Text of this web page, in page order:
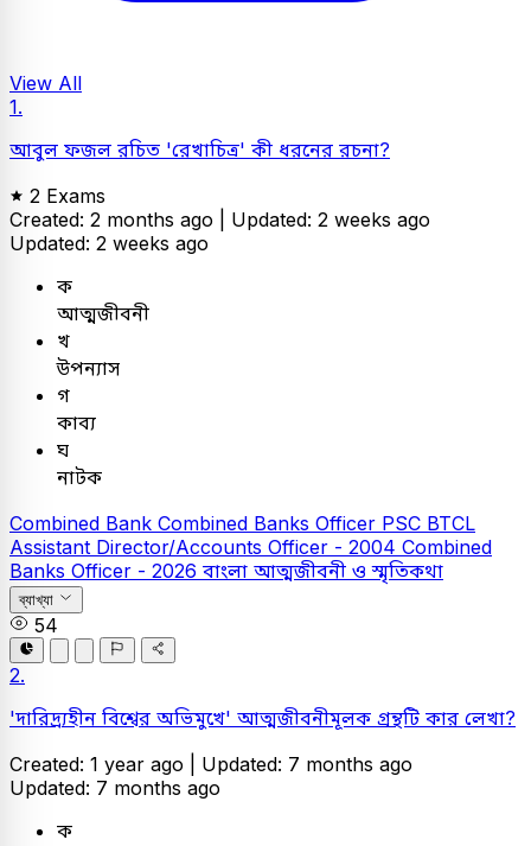
View All
1.
আবুল ফজল রচিত 'রেখাচিত্র' কী ধরনের রচনা?
2 Exams
Created: 2 months ago | Updated: 2 weeks ago
Updated: 2 weeks ago
ক
আত্মজীবনী
খ
উপন্যাস
গ
কাব্য
ঘ
নাটক
Combined Bank Combined Banks Officer PSC BTCL
Assistant Director/Accounts Officer - 2004 Combined
Banks Officer - 2026 বাংলা আত্মজীবনী ও স্মৃতিকথা
ব্যাখ্যা
54
2.
'দারিদ্র্যহীন বিশ্বের অভিমুখে' আত্মজীবনীমূলক গ্রন্থটি কার লেখা?
Created: 1 year ago | Updated: 7 months ago
Updated: 7 months ago
ক